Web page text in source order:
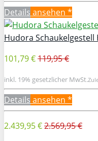
Details ansehen *
Hudora Schaukelgestell
101,79 €119,95 €
inkl. 19% gesetzlicher MwSt.
Details ansehen *
2.439,95 €2.569,95 €